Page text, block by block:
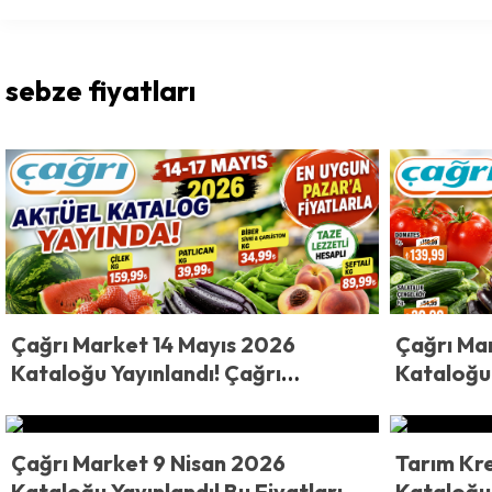
sebze fiyatları
Çağrı Market 14 Mayıs 2026
Kataloğu Yayınlandı! Çağrı
Karpuz, Fasulye ve Daha
Fazlasında Dev İndirim
Çağrı
Kataloğu
Çağrı Market 9 Nisan 2026
Tarım